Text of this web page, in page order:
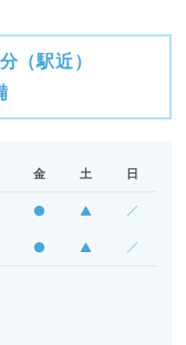
（駅近）
金 土 日
● ▲ ／
● ▲ ／